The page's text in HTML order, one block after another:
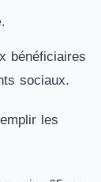
bénéficiaires
sociaux.
les